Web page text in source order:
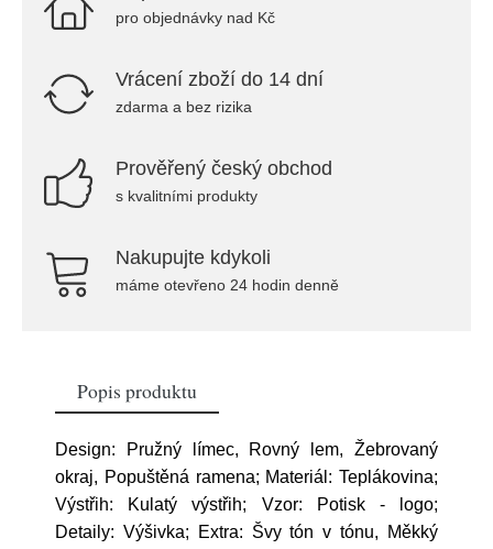
pro objednávky nad Kč
Vrácení zboží do 14 dní
zdarma a bez rizika
Prověřený český obchod
s kvalitními produkty
Nakupujte kdykoli
máme otevřeno 24 hodin denně
Popis produktu
Design: Pružný límec, Rovný lem, Žebrovaný
okraj, Popuštěná ramena; Materiál: Teplákovina;
Výstřih: Kulatý výstřih; Vzor: Potisk - logo;
Detaily: Výšivka; Extra: Švy tón v tónu, Měkký